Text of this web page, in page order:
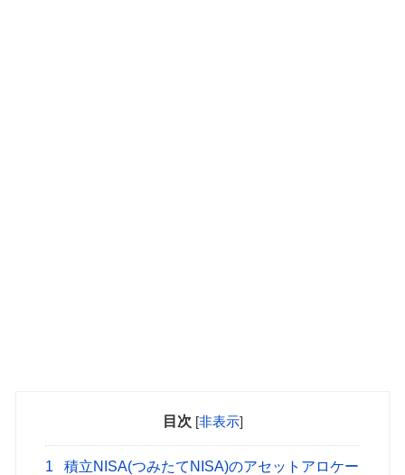
目次 [非表示]
1
積立NISA(つみたてNISA)のアセットアロケー